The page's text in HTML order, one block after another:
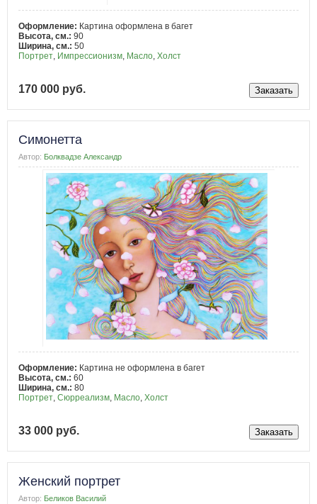
Оформление: Картина оформлена в багет
Высота, см.: 90
Ширина, см.: 50
Портрет Импрессионизм Масло Холст
170 000 руб.
Симонетта
Автор: Болквадзе Александр
Оформление: Картина не оформлена в багет
Высота, см.: 60
Ширина, см.: 80
Портрет, Сюрреализм, Масло, Холст
33 000 руб.
Женский портрет
Автор: Беликов Василий